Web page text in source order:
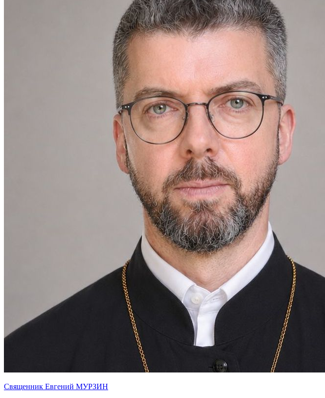
Священник Евгений МУРЗИН